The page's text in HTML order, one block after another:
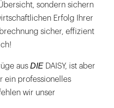
sondern sichern
Erfolg Ihrer
sicher, effizient
aus DIE
DAISY, ist aber
ein professionelles
wir unser